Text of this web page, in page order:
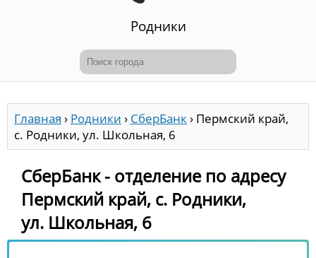
Родники
Главная › Родники › СберБанк› Пермский край,
с. Родники, ул. Школьная, 6
СберБанк - отделение по адресу
Пермский край, с. Родники,
ул. Школьная, 6